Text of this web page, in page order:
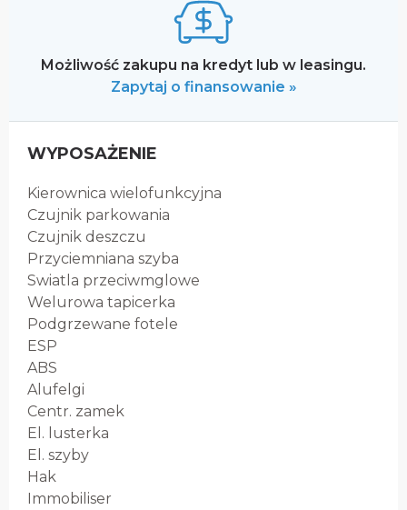
Możliwość zakupu na kredyt lub w leasingu.
Zapytaj o finansowanie »
WYPOSAŻENIE
Kierownica wielofunkcyjna
Czujnik parkowania
Czujnik deszczu
Przyciemniana szyba
Swiatla przeciwmglowe
Welurowa tapicerka
Podgrzewane fotele
ESP
ABS
Alufelgi
Centr. zamek
El. lusterka
El. szyby
Hak
Immobiliser